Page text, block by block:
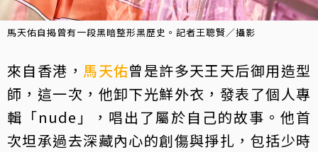
馬天佑自揭曾有一段黑暗整形黑歷史。記者王聰賢／攝影
來自香港， 馬天佑曾是許多天王天后御用造型
師，這一次，他卸下光鮮外衣，發表了個人專
輯「nude」，唱出了屬於自己的故事。他首
次坦承過去深藏內心的創傷與掙扎，包括少時